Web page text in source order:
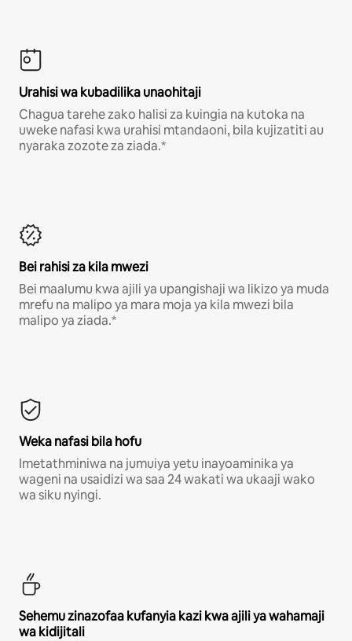
Urahisi wa kubadilika unaohitaji
Chagua tarehe zako halisi za kuingia na kutoka na
uweke nafasi kwa urahisi mtandaoni, bila kujizatiti au
nyaraka zozote za ziada.*
Bei rahisi za kila mwezi
Bei maalumu kwa ajili ya upangishaji wa likizo ya muda
mrefu na malipo ya mara moja ya kila mwezi bila
malipo ya ziada.*
Weka nafasi bila hofu
Imetathminiwa na jumuiya yetu inayoaminika ya
wageni na usaidizi wa saa 24 wakati wa ukaaji wako
wa siku nyingi.
Sehemu zinazofaa kufanyia kazi kwa ajili ya wahamaji
wa kidijitali